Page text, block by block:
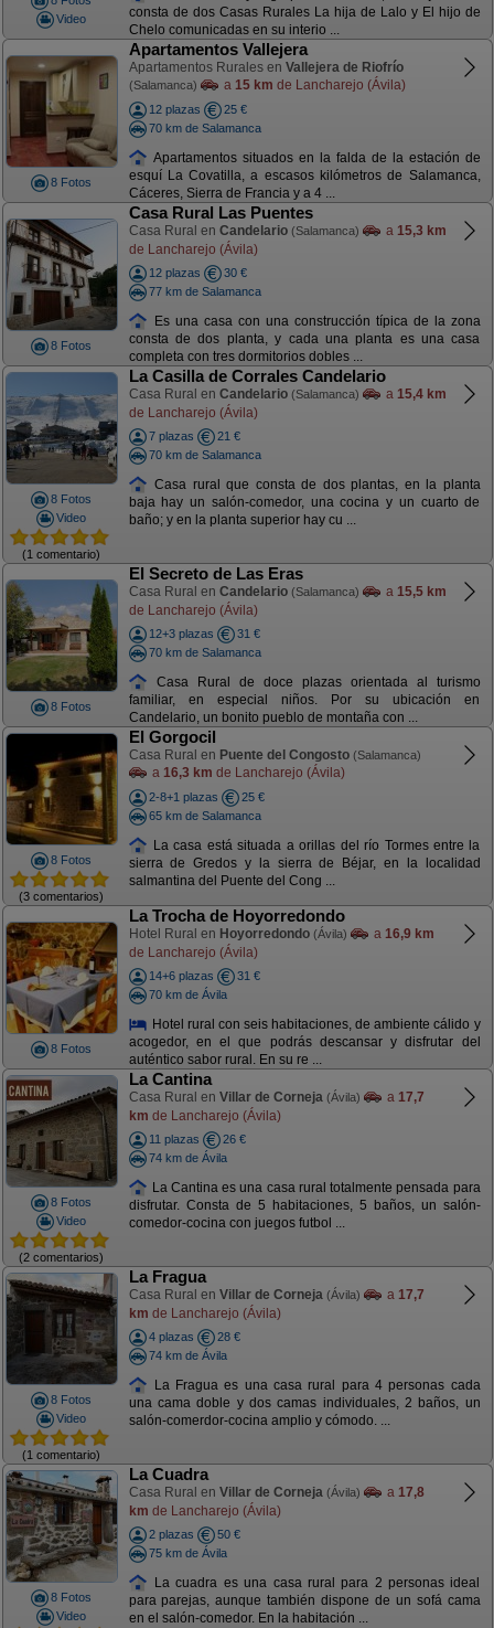
Video
consta de dos Casas Rurales La hija de Lalo y El hijo de
Chelo comunicadas en su interio ...
8 Fotos
Apartamentos Vallejera
Apartamentos Rurales en Vallejera de Riofrío
(Salamanca) a 15 km de Lancharejo (Ávila)
12 plazas
25 €
70 km de Salamanca
Apartamentos situados en la falda de la estación de
esquí La Covatilla, a escasos kilómetros de Salamanca,
Cáceres, Sierra de Francia y a 4 ...
8 Fotos
Casa Rural Las Puentes
Casa Rural en Candelario (Salamanca) a 15,3 km
de Lancharejo (Ávila)
12 plazas
30 €
77 km de Salamanca
Es una casa con una construcción típica de la zona
consta de dos planta, y cada una planta es una casa
completa con tres dormitorios dobles ...
8 Fotos
Video
(1 comentario)
La Casilla de Corrales Candelario
Casa Rural en Candelario (Salamanca) a 15,4 km
de Lancharejo (Ávila)
7 plazas
21 €
70 km de Salamanca
Casa rural que consta de dos plantas, en la planta
baja hay un salón-comedor, una cocina y un cuarto de
baño; y en la planta superior hay cu ...
8 Fotos
El Secreto de Las Eras
Casa Rural en Candelario (Salamanca) a 15,5 km
de Lancharejo (Ávila)
12+3 plazas
31 €
70 km de Salamanca
Casa Rural de doce plazas orientada al turismo
familiar, en especial niños. Por su ubicación en
Candelario, un bonito pueblo de montaña con ...
8 Fotos
(3 comentarios)
El Gorgocil
Casa Rural en Puente del Congosto (Salamanca)
a 16,3 km de Lancharejo (Ávila)
2-8+1 plazas
25 €
65 km de Salamanca
La casa está situada a orillas del río Tormes entre la
sierra de Gredos y la sierra de Béjar, en la localidad
salmantina del Puente del Cong ...
8 Fotos
La Trocha de Hoyorredondo
Hotel Rural en Hoyorredondo (Ávila) a 16,9 km
de Lancharejo (Ávila)
14+6 plazas
31 €
70 km de Ávila
Hotel rural con seis habitaciones, de ambiente cálido y
acogedor, en el que podrás descansar y disfrutar del
auténtico sabor rural. En su re ...
8 Fotos
Video
(2 comentarios)
La Cantina
Casa Rural en Villar de Corneja (Ávila) a 17,7
km de Lancharejo (Ávila)
11 plazas
26 €
74 km de Ávila
La Cantina es una casa rural totalmente pensada para
disfrutar. Consta de 5 habitaciones, 5 baños, un salón-
comedor-cocina con juegos futbol ...
8 Fotos
Video
(1 comentario)
La Fragua
Casa Rural en Villar de Corneja (Ávila) a 17,7
km de Lancharejo (Ávila)
4 plazas
28 €
74 km de Ávila
La Fragua es una casa rural para 4 personas cada
una cama doble y dos camas individuales, 2 baños, un
salón-comerdor-cocina amplio y cómodo. ...
8 Fotos
Video
La Cuadra
Casa Rural en Villar de Corneja (Ávila) a 17,8
km de Lancharejo (Ávila)
2 plazas
50 €
75 km de Ávila
La cuadra es una casa rural para 2 personas ideal
para parejas, aunque también dispone de un sofá cama
en el salón-comedor. En la habitación ...